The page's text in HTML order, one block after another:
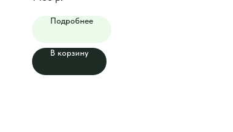
Подробнее
В корзину